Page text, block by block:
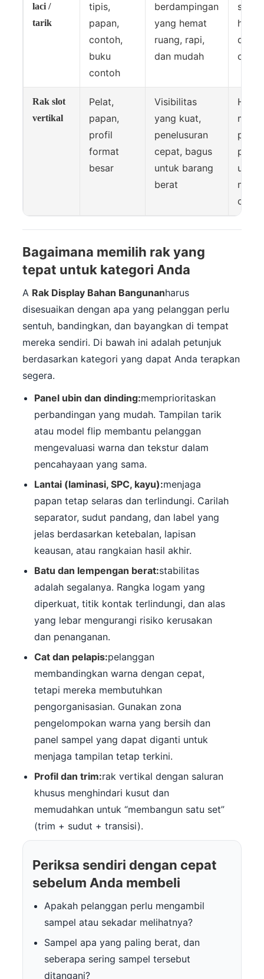
laci /
tarik
tipis,
papan,
contoh,
buku
contoh
berdampingan
yang hemat
ruang, rapi,
dan mudah
slide
halus
cubit
Rak slot
vertikal
Pelat,
papan,
profil
format
besar
Visibilitas
yang kuat,
penelusuran
cepat, bagus
untuk barang
berat
Harus
untuk
Bagaimana memilih rak yang
tepat untuk kategori Anda
A Rak Display Bahan Bangunanharus
disesuaikan dengan apa yang pelanggan perlu
sentuh, bandingkan, dan bayangkan di tempat
mereka sendiri. Di bawah ini adalah petunjuk
berdasarkan kategori yang dapat Anda terapkan
segera.
Panel ubin dan dinding:memprioritaskan
perbandingan yang mudah. Tampilan tarik
atau model flip membantu pelanggan
mengevaluasi warna dan tekstur dalam
pencahayaan yang sama.
Lantai (laminasi, SPC, kayu):menjaga
papan tetap selaras dan terlindungi. Carilah
separator, sudut pandang, dan label yang
jelas berdasarkan ketebalan, lapisan
keausan, atau rangkaian hasil akhir.
Batu dan lempengan berat:stabilitas
adalah segalanya. Rangka logam yang
diperkuat, titik kontak terlindungi, dan alas
yang lebar mengurangi risiko kerusakan
dan penanganan.
Cat dan pelapis:pelanggan
membandingkan warna dengan cepat,
tetapi mereka membutuhkan
pengorganisasian. Gunakan zona
pengelompokan warna yang bersih dan
panel sampel yang dapat diganti untuk
menjaga tampilan tetap terkini.
Profil dan trim:rak vertikal dengan saluran
khusus menghindari kusut dan
memudahkan untuk “membangun satu set”
(trim + sudut + transisi).
Periksa sendiri dengan cepat
sebelum Anda membeli
Apakah pelanggan perlu mengambil
sampel atau sekadar melihatnya?
Sampel apa yang paling berat, dan
seberapa sering sampel tersebut
ditangani?